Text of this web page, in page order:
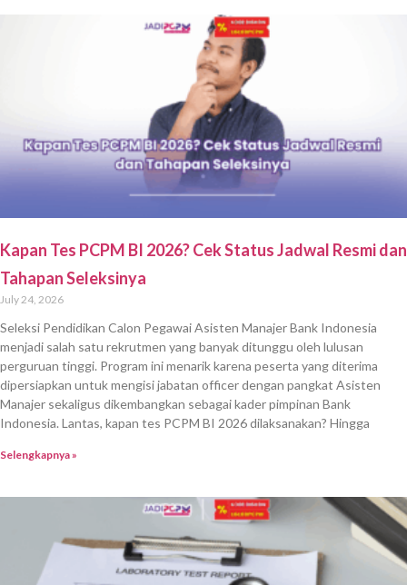
Kapan Tes PCPM BI 2026? Cek Status Jadwal Resmi dan
Tahapan Seleksinya
July 24, 2026
Seleksi Pendidikan Calon Pegawai Asisten Manajer Bank Indonesia
menjadi salah satu rekrutmen yang banyak ditunggu oleh lulusan
perguruan tinggi. Program ini menarik karena peserta yang diterima
dipersiapkan untuk mengisi jabatan officer dengan pangkat Asisten
Manajer sekaligus dikembangkan sebagai kader pimpinan Bank
Indonesia. Lantas, kapan tes PCPM BI 2026 dilaksanakan? Hingga
Selengkapnya »